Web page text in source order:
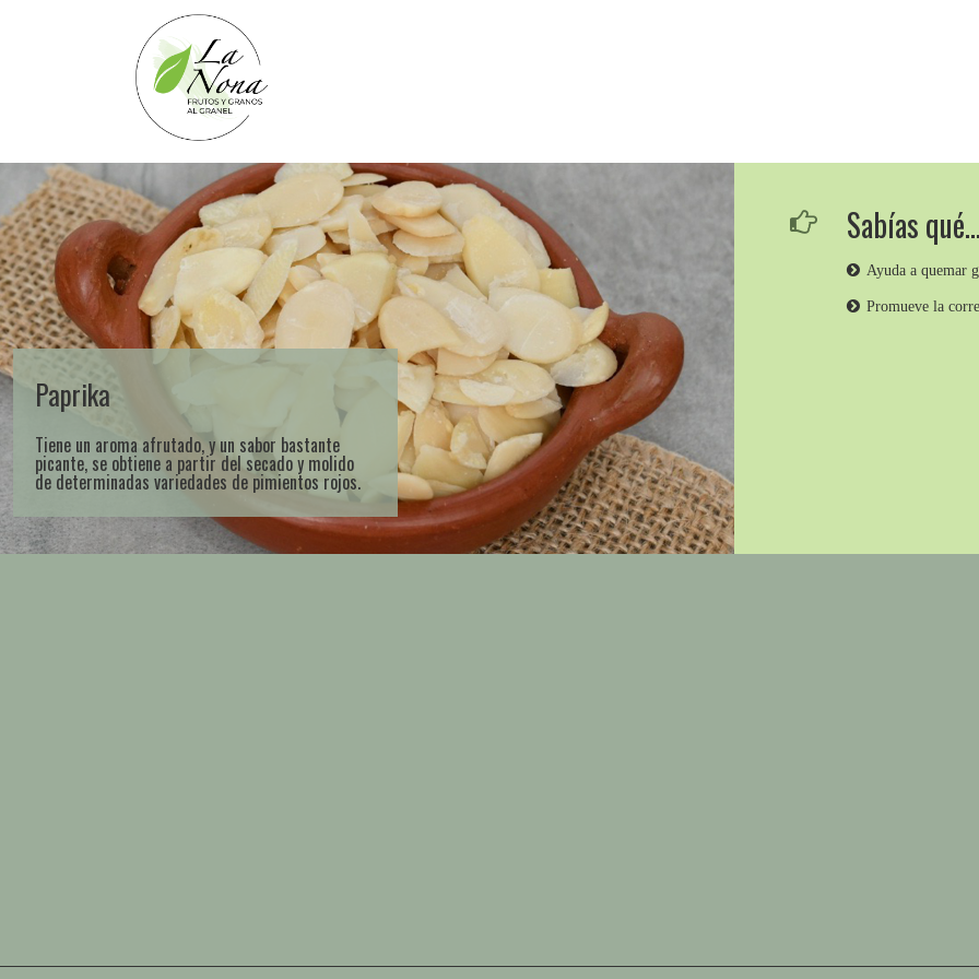
Paprika
Tiene un aroma afrutado, y un sabor bastante
picante, se obtiene a partir del secado y molido
de determinadas variedades de pimientos rojos.
Sabías qué…
Ayuda a quemar
Promueve la